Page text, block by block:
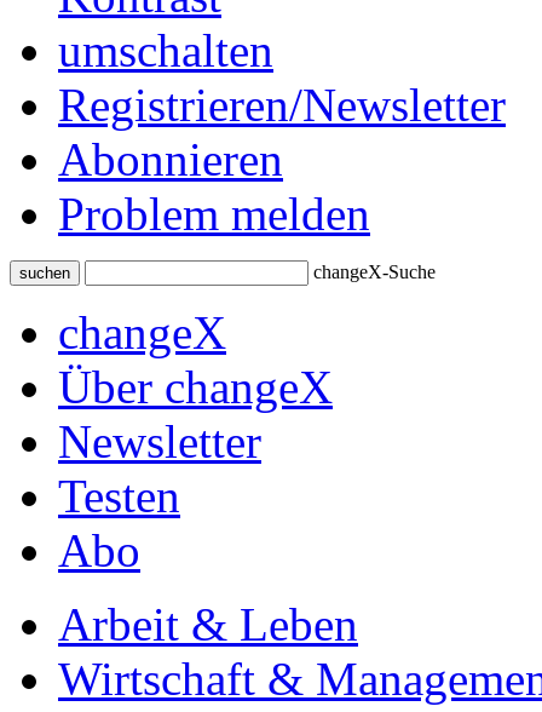
Registrieren/Newsletter
Abonnieren
Problem melden
suchen changeX-Suche
changeX
Über changeX
Newsletter
Testen
Abo
Arbeit & Leben
Wirtschaft &